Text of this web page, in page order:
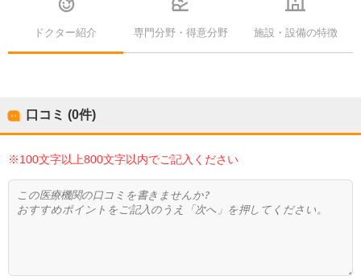
ドクター紹介 専門分野・得意分野 施設・設備の特徴
口コミ (0件)
※100文字以上800文字以内でご記入ください